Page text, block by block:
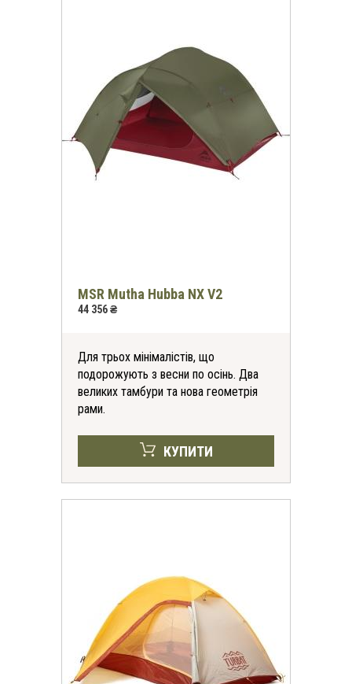
MSR Mutha Hubba NX V2
44 356 ₴
Для трьох мінімалістів, що
подорожують з весни по осінь. Два
великих тамбури та нова геометрія
рами.
КУПИТИ